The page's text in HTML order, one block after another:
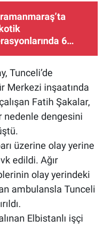
6
Tutuklandı
Tunceli’de
Merkezi inşaatında
Fatih Şakalar,
nedenle dengesini
üzerine olay yerine
edildi. Ağır
olay yerindeki
ambulansla Tunceli
Elbistanlı işçi